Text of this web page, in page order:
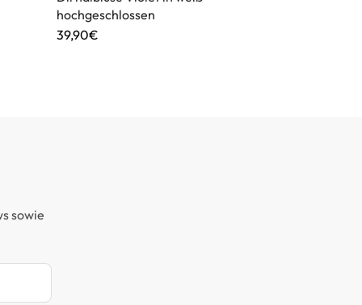
hochgeschlossen
39,90€
sowie